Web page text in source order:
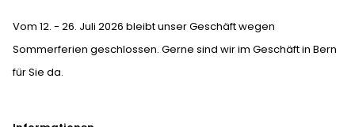
Vom 12. - 26. Juli 2026 bleibt unser Geschäft wegen
Sommerferien geschlossen. Gerne sind wir im Geschäft in Bern
für Sie da.